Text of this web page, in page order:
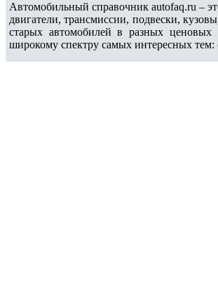
Автомобильный справочник autofaq.ru –
двигатели, трансмиссии, подвески,
старых автомобилей в разных ценовых
широкому спектру самых интересных тем: